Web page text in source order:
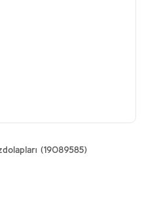
(19089585)